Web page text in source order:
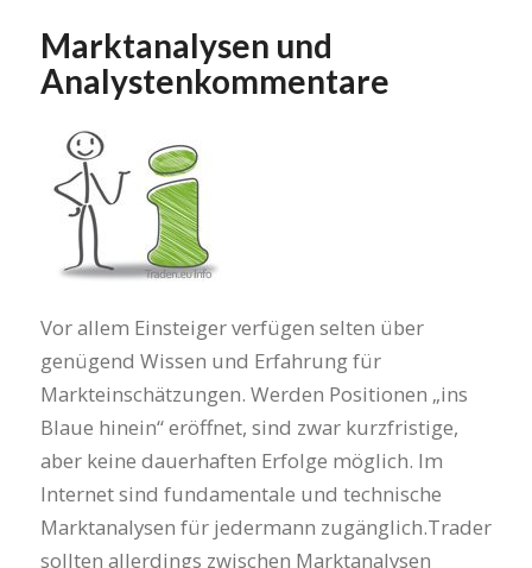
Marktanalysen und
Analystenkommentare
Vor allem Einsteiger verfügen selten über
genügend Wissen und Erfahrung für
Markteinschätzungen. Werden Positionen „ins
Blaue hinein“ eröffnet, sind zwar kurzfristige,
aber keine dauerhaften Erfolge möglich. Im
Internet sind fundamentale und technische
Marktanalysen für jedermann zugänglich.Trader
sollten allerdings zwischen Marktanalysen